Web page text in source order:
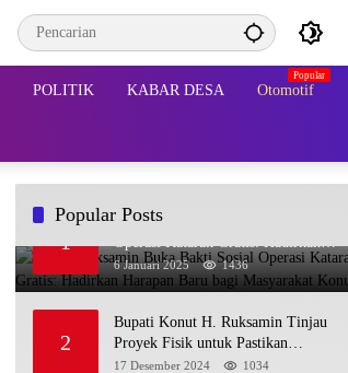
POLITIK KABAR DESA Otomotif
Popular Posts
1
Bupati Ruksamin Buka Bakti Sosial
Operasi Katarak Gratis: Hadirkan
Harapan Baru bagi Masyarakat Konut
6 Januari 2025 1436
2
Bupati Konut H. Ruksamin Tinjau
Proyek Fisik untuk Pastikan
Kesesuaian dengan Perencanaan
17 Desember 2024 1034